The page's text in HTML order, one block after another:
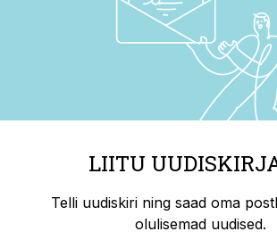
LIITU
Telli uudiskiri ning saad oma
olulisemad uudised.